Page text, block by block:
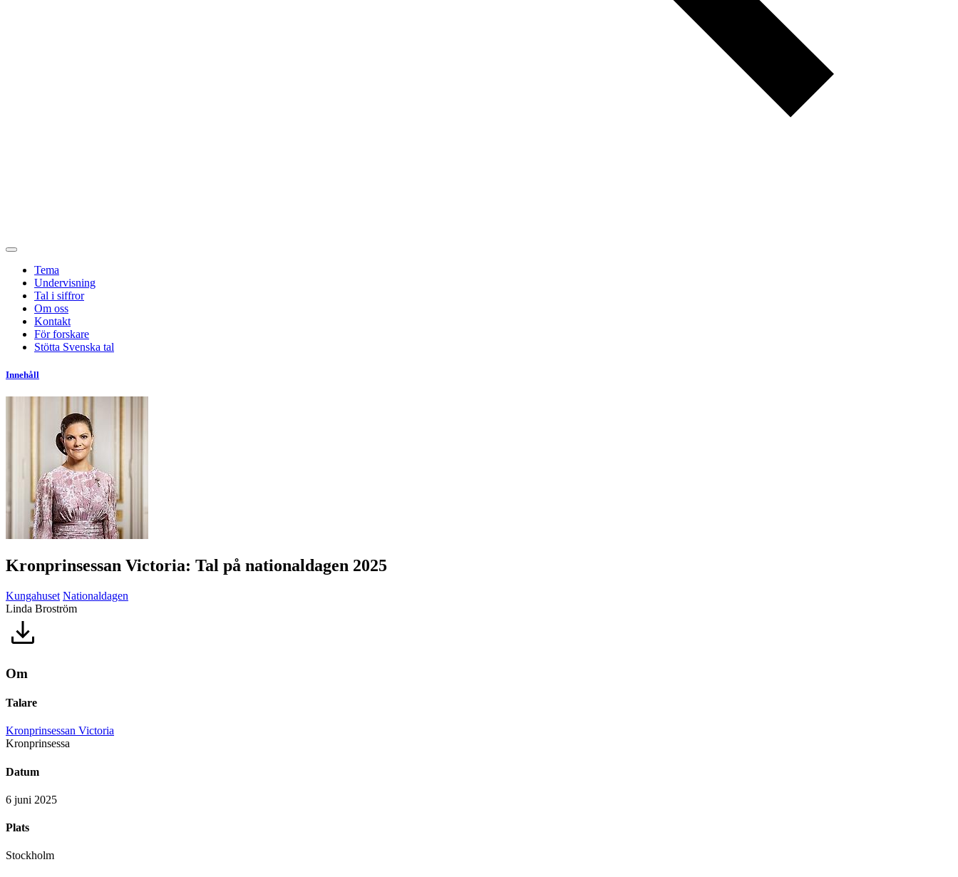
Tema
Undervisning
Tal i siffror
Om oss
Kontakt
För forskare
Stötta Svenska tal
Innehåll
Kronprinsessan Victoria: Tal på nationaldagen 2025
Kungahuset Nationaldagen
Linda Broström
Om
Talare
Kronprinsessan Victoria
Kronprinsessa
Datum
6 juni 2025
Plats
Stockholm